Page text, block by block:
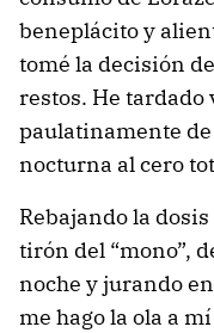
beneplácito y
tomé la decisión
restos. He tardado
paulatinamente
nocturna al cero
Rebajando la
tirón del “mono”,
noche y jurando
me hago la ola a